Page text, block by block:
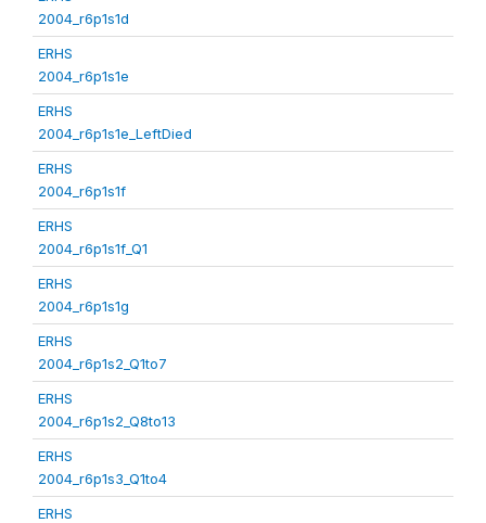
2004_r6p1s1d
ERHS
2004_r6p1s1e
ERHS
2004_r6p1s1e_LeftDied
ERHS
2004_r6p1s1f
ERHS
2004_r6p1s1f_Q1
ERHS
2004_r6p1s1g
ERHS
2004_r6p1s2_Q1to7
ERHS
2004_r6p1s2_Q8to13
ERHS
2004_r6p1s3_Q1to4
ERHS